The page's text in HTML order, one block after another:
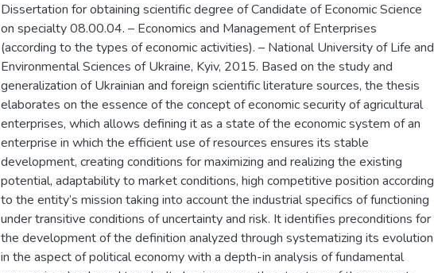
Dissertation for obtaining scientific degree of Candidate of Economic Science
on specialty 08.00.04. – Economics and Management of Enterprises
(according to the types of economic activities). – National University of Life and
Environmental Sciences of Ukraine, Kyiv, 2015. Based on the study and
generalization of Ukrainian and foreign scientific literature sources, the thesis
elaborates on the essence of the concept of economic security of agricultural
enterprises, which allows defining it as a state of the economic system of an
enterprise in which the efficient use of resources ensures its stable
development, creating conditions for maximizing and realizing the existing
potential, adaptability to market conditions, high competitive position according
to the entity’s mission taking into account the industrial specifics of functioning
under transitive conditions of uncertainty and risk. It identifies preconditions for
the development of the definition analyzed through systematizing its evolution
in the aspect of political economy with a depth-in analysis of fundamental